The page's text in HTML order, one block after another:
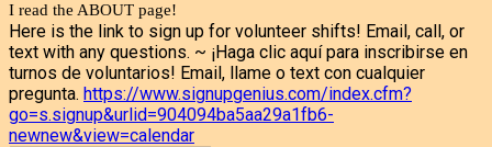
I read the ABOUT page!
Here is the link to sign up for volunteer shifts! Email, call, or
text with any questions. ~ ¡Haga clic aquí para inscribirse en
turnos de voluntarios! Email, llame o text con cualquier
pregunta. https://www.signupgenius.com/index.cfm?
go=s.signup&urlid=904094ba5aa29a1fb6-
newnew&view=calendar